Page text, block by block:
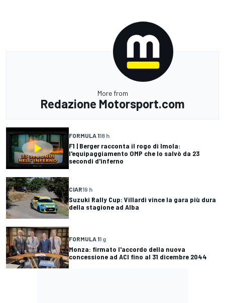
More from
Redazione Motorsport.com
FORMULA 118 h
F1 | Berger racconta il rogo di Imola:
l'equipaggiamento OMP che lo salvò da 23
secondi d'inferno
CIAR19 h
Suzuki Rally Cup: Villardi vince la gara più dura
della stagione ad Alba
FORMULA 11 g
Monza: firmato l'accordo della nuova
concessione ad ACI fino al 31 dicembre 2044